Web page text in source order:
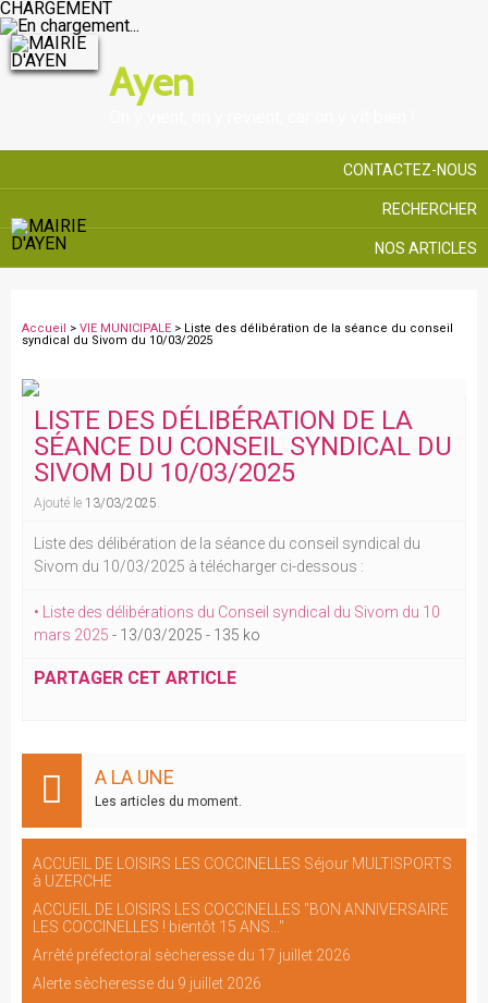
CHARGEMENT
Ayen
CONTACTEZ-NOUS
RECHERCHER
NOS ARTICLES
Accueil > VIE MUNICIPALE > Liste des délibération de la séance du conseil
syndical du Sivom du 10/03/2025
LISTE DES DÉLIBÉRATION DE LA
SÉANCE DU CONSEIL SYNDICAL DU
SIVOM DU 10/03/2025
Ajouté le 13/03/2025.
Liste des délibération de la séance du conseil syndical du
Sivom du 10/03/2025 à télécharger ci-dessous :
• Liste des délibérations du Conseil syndical du Sivom du 10
mars 2025 - 13/03/2025 - 135 ko
PARTAGER CET ARTICLE
A LA UNE
Les articles du moment.
ACCUEIL DE LOISIRS LES COCCINELLES Séjour MULTISPORTS
à UZERCHE
ACCUEIL DE LOISIRS LES COCCINELLES "BON ANNIVERSAIRE
LES COCCINELLES ! bientôt 15 ANS..."
Arrêté préfectoral sècheresse du 17 juillet 2026
Alerte sècheresse du 9 juillet 2026